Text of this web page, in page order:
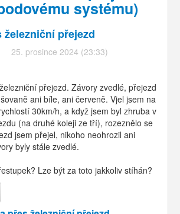
systému)
železniční přejezd
25. prosince 2024 (23:33)
přejezd. Závory zvedlé, přejezd
ani bíle, ani červeně. Vjel jsem na
30km/h, a když jsem byl zhruba v
(na druhé koleji ze tří), rozeznělo se
jsem přejel, nikoho neohrozil ani
byly stále zvedlé.
Lze být za toto jakkoliv stíhán?